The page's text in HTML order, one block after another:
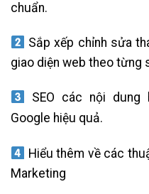
chuẩn.
Sắp xếp chỉnh sửa
giao diện web theo từng
SEO các nội dung
Google hiệu quả.
Hiểu thêm về các
Marketing